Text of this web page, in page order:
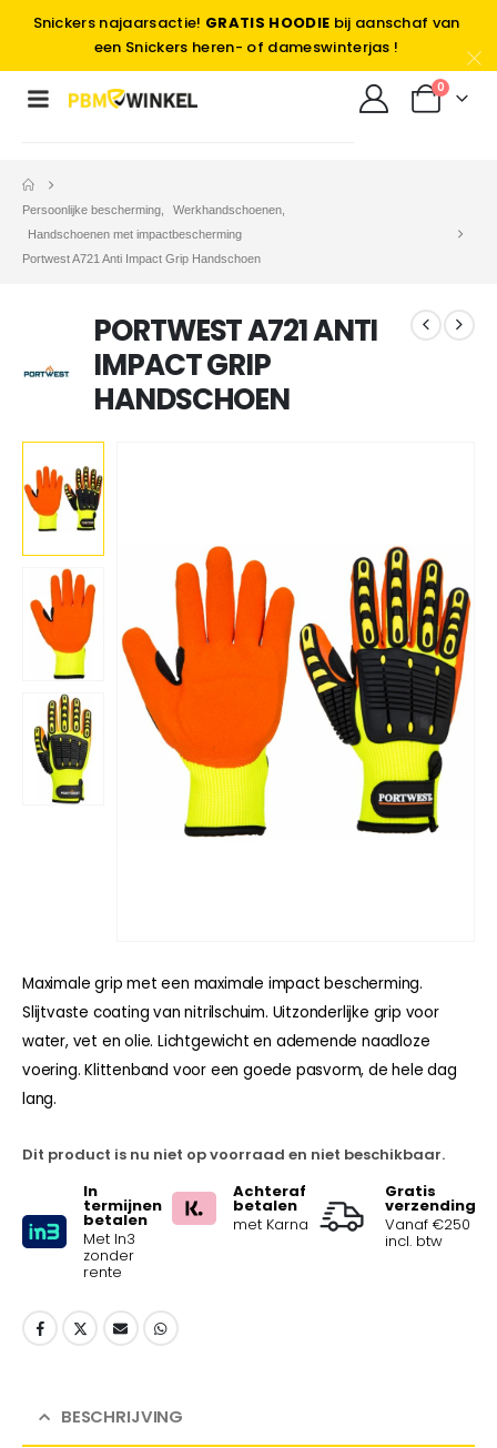
Snickers najaarsactie! GRATIS HOODIE bij aanschaf van
een Snickers heren- of dameswinterjas !
0
Persoonlijke bescherming Werkhandschoenen
Handschoenen met impactbescherming
Portwest A721 Anti Impact Grip Handschoen
PORTWEST A721 ANTI
IMPACT GRIP
HANDSCHOEN
Maximale grip met een maximale impact bescherming.
Slijtvaste coating van nitrilschuim. Uitzonderlijke grip voor
water, vet en olie. Lichtgewicht en ademende naadloze
voering. Klittenband voor een goede pasvorm, de hele dag
lang.
Dit product is nu niet op voorraad en niet beschikbaar.
In
termijnen
betalen
Met In3
zonder
rente
Achteraf
betalen
met Karna
Gratis
verzending
Vanaf €250
incl. btw
BESCHRIJVING